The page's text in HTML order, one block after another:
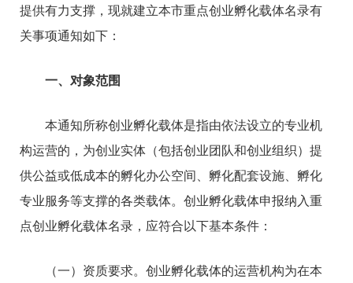
提供有力支撑，现就建立本市重点创业孵化载体名录有
关事项通知如下：
一、对象范围
本通知所称创业孵化载体是指由依法设立的专业机
构运营的，为创业实体（包括创业团队和创业组织）提
供公益或低成本的孵化办公空间、孵化配套设施、孵化
专业服务等支撑的各类载体。创业孵化载体申报纳入重
点创业孵化载体名录，应符合以下基本条件：
（一）资质要求。创业孵化载体的运营机构为在本